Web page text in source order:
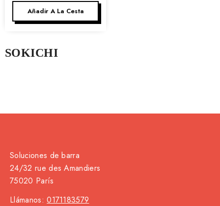
Añadir A La Cesta
SOKICHI
Soluciones de barra
24/32 rue des Amandiers
75020 París
Llámanos:0171183579